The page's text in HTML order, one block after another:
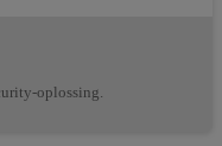
oplossing.